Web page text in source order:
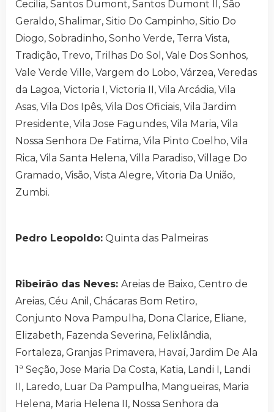
Cecilia, Santos Dumont, Santos Dumont II, São
Geraldo, Shalimar, Sitio Do Campinho, Sitio Do
Diogo, Sobradinho, Sonho Verde, Terra Vista,
Tradição, Trevo, Trilhas Do Sol, Vale Dos Sonhos,
Vale Verde Ville, Vargem do Lobo, Várzea, Veredas
da Lagoa, Victoria I, Victoria II, Vila Arcádia, Vila
Asas, Vila Dos Ipês, Vila Dos Oficiais, Vila Jardim
Presidente, Vila Jose Fagundes, Vila Maria, Vila
Nossa Senhora De Fatima, Vila Pinto Coelho, Vila
Rica, Vila Santa Helena, Villa Paradiso, Village Do
Gramado, Visão, Vista Alegre, Vitoria Da União,
Zumbi.
Pedro Leopoldo: Quinta das Palmeiras
Ribeirão das Neves: Areias de Baixo, Centro de
Areias, Céu Anil, Chácaras Bom Retiro,
Conjunto Nova Pampulha, Dona Clarice, Eliane,
Elizabeth, Fazenda Severina, Felixlândia,
Fortaleza, Granjas Primavera, Havaí, Jardim De Ala
1ª Seção, Jose Maria Da Costa, Katia, Landi I, Landi
II, Laredo, Luar Da Pampulha, Mangueiras, Maria
Helena, Maria Helena II, Nossa Senhora da